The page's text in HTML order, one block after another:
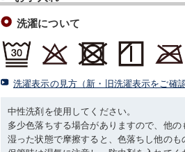
洗濯について
洗濯表示の見方（新・旧洗濯表示をご確
中性洗剤を使用してください。
多少色落ちする場合がありますので、他の
湿った状態で摩擦すると、色落ちし他のも